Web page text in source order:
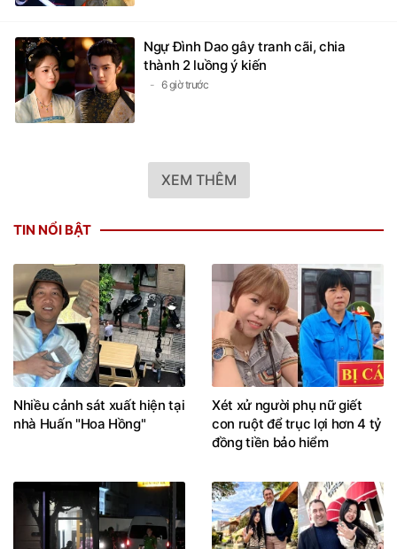
Ngự Đình Dao gây tranh cãi, chia
thành 2 luồng ý kiến
6 giờ trước
XEM THÊM
TIN NỔI BẬT
Nhiều cảnh sát xuất hiện tại
nhà Huấn "Hoa Hồng"
Xét xử người phụ nữ giết
con ruột để trục lợi hơn 4 tỷ
đồng tiền bảo hiểm